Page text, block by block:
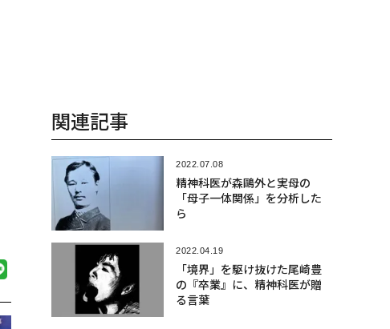
関連記事
2022.07.08
精神科医が森鷗外と実母の
「母子一体関係」を分析した
ら
2022.04.19
「境界」を駆け抜けた尾崎豊
の『卒業』に、精神科医が贈
る言葉